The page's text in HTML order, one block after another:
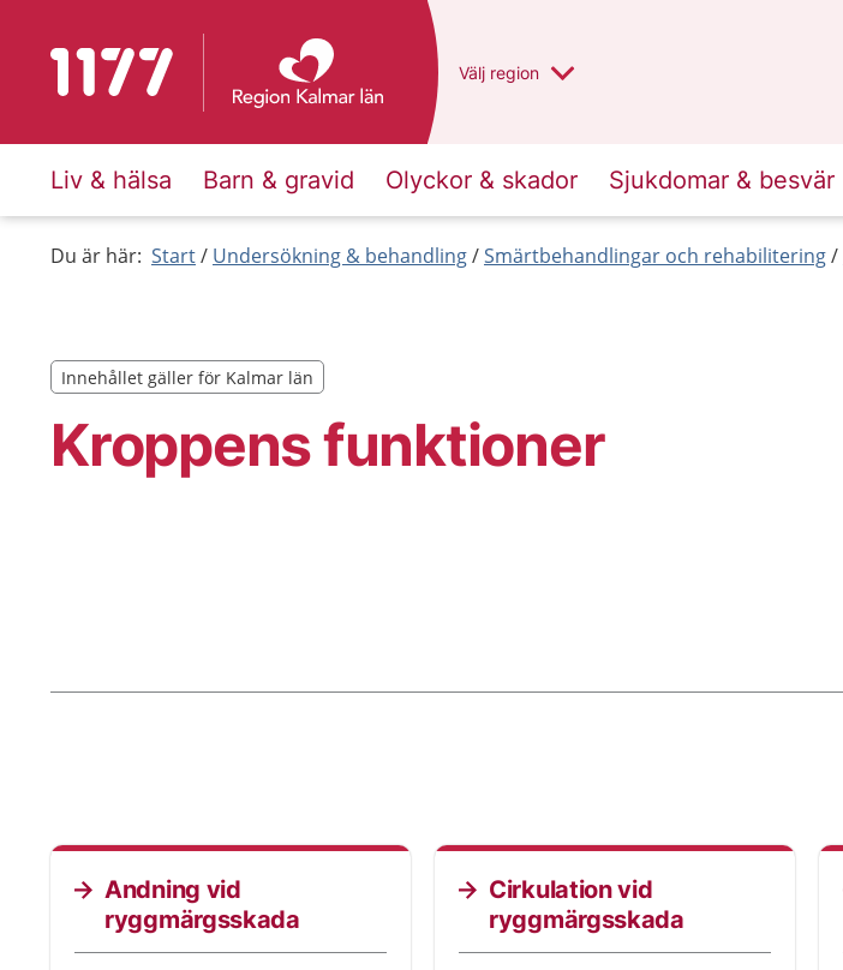
Till startsidan för 1177 Du har valt region
Välj en annan
region
Liv & hälsa Barn & gravid Olyckor & skador Sjukdomar & besvär
Du är här: Start Undersökning & behandling Smärtbehandlingar och rehabilitering
Kroppens funktioner
Innehållet gäller för Kalmar län
Innehållet gäller för Kalmar län
Andning vid
ryggmärgsskada
blodtrycket.
Cirkulation vid
ryggmärgsskada